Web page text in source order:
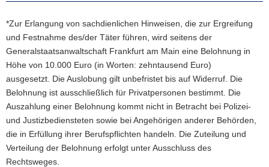
*Zur Erlangung von sachdienlichen Hinweisen, die zur Ergreifung
und Festnahme des/der Täter führen, wird seitens der
Generalstaatsanwaltschaft Frankfurt am Main eine Belohnung in
Höhe von 10.000 Euro (in Worten: zehntausend Euro)
ausgesetzt. Die Auslobung gilt unbefristet bis auf Widerruf. Die
Belohnung ist ausschließlich für Privatpersonen bestimmt. Die
Auszahlung einer Belohnung kommt nicht in Betracht bei Polizei-
und Justizbediensteten sowie bei Angehörigen anderer Behörden,
die in Erfüllung ihrer Berufspflichten handeln. Die Zuteilung und
Verteilung der Belohnung erfolgt unter Ausschluss des
Rechtsweges.